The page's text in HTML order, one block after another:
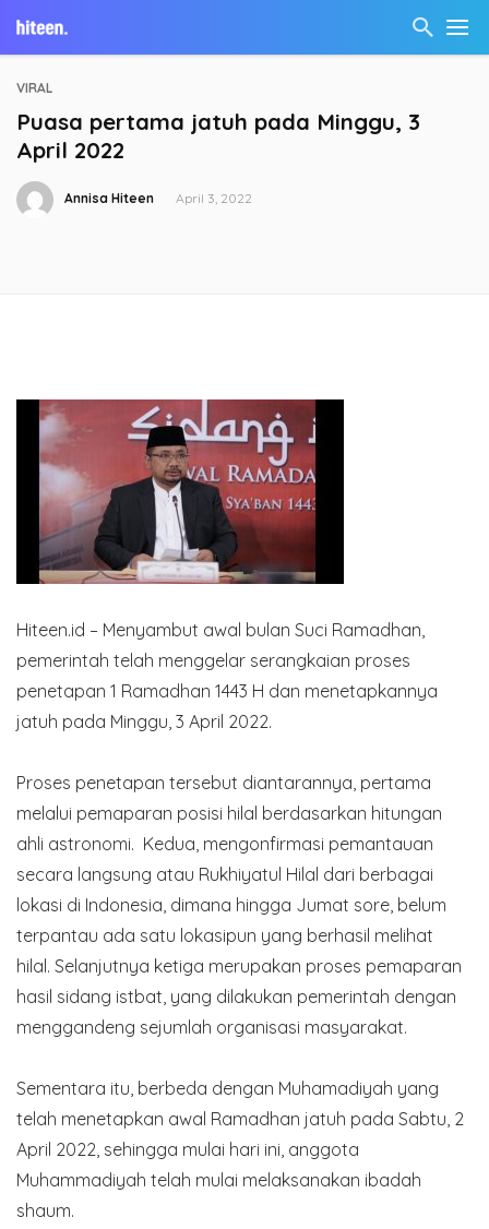
VIRAL
Puasa pertama jatuh pada Minggu, 3
April 2022
Annisa Hiteen April 3, 2022
Hiteen.id – Menyambut awal bulan Suci Ramadhan,
pemerintah telah menggelar serangkaian proses
penetapan 1 Ramadhan 1443 H dan menetapkannya
jatuh pada Minggu, 3 April 2022.
Proses penetapan tersebut diantarannya, pertama
melalui pemaparan posisi hilal berdasarkan hitungan
ahli astronomi. Kedua, mengonfirmasi pemantauan
secara langsung atau Rukhiyatul Hilal dari berbagai
lokasi di Indonesia, dimana hingga Jumat sore, belum
terpantau ada satu lokasipun yang berhasil melihat
hilal. Selanjutnya ketiga merupakan proses pemaparan
hasil sidang istbat, yang dilakukan pemerintah dengan
menggandeng sejumlah organisasi masyarakat.
Sementara itu, berbeda dengan Muhamadiyah yang
telah menetapkan awal Ramadhan jatuh pada Sabtu, 2
April 2022, sehingga mulai hari ini, anggota
Muhammadiyah telah mulai melaksanakan ibadah
shaum.